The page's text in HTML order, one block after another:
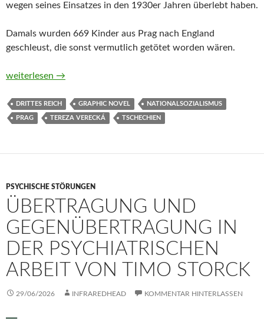
wegen seines Einsatzes in den 1930er Jahren überlebt haben.
Damals wurden 669 Kinder aus Prag nach England
geschleust, die sonst vermutlich getötet worden wären.
Wintons Kinder. Prag 1939. Ein Team, 669 Leben und ein
weiterlesen →
DRITTES REICH GRAPHIC NOVEL NATIONALSOZIALISMUS
PRAG TEREZA VERECKÁ TSCHECHIEN
PSYCHISCHE STÖRUNGEN
ÜBERTRAGUNG UND
GEGENÜBERTRAGUNG IN
DER PSYCHIATRISCHEN
ARBEIT VON TIMO STORCK
29/06/2026 INFRAREDHEAD KOMMENTAR HINTERLASSEN